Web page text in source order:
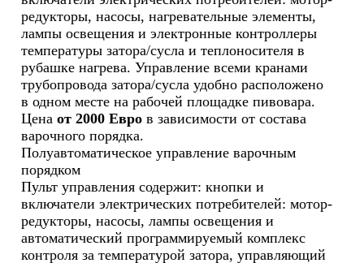
редукторы, насосы, нагревательные элементы,
лампы освещения и электронные контроллеры
температуры затора/сусла и теплоносителя в
рубашке нагрева. Управление всеми кранами
трубопровода затора/сусла удобно расположено
в одном месте на рабочей площадке пивовара.
Ценаот 2000 Евро в зависимости от состава
варочного порядка.
Полуавтоматическое управление варочным
порядком
Пульт управления содержит: кнопки и
включатели электрических потребителей: мотор-
редукторы, насосы, лампы освещения и
автоматический программируемый комплекс
контроля за температурой затора, управляющий